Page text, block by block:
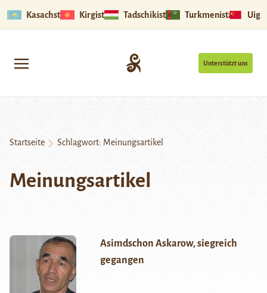
Kasachstan Kirgistan Tadschikistan Turkmenistan
Unterstützt uns
Startseite Schlagwort: Meinungsartikel
Meinungsartikel
Asimdschon Askarow, siegreich
gegangen